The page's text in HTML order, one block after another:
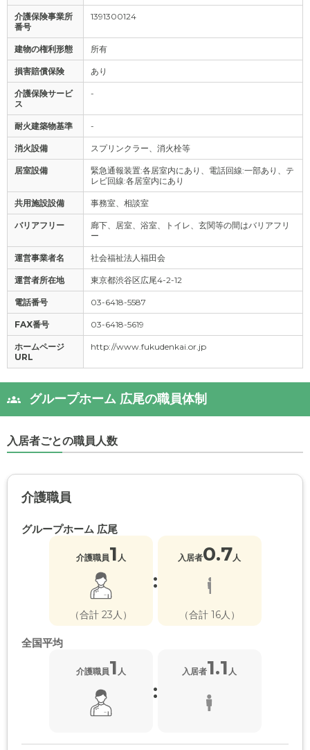
介護保険事業所
番号
1391300124
建物の権利形態 所有
損害賠償保険 あり
介護保険サービ
ス
-
耐火建築物基準 -
消火設備 スプリンクラー、消火栓等
居室設備
緊急通報装置:各居室内にあり、電話回線:一部あり、テ
レビ回線:各居室内にあり
共用施設設備 事務室、相談室
バリアフリー
廊下、居室、浴室、トイレ、玄関等の間はバリアフリ
ー
運営事業者名 社会福祉法人福田会
運営者所在地 東京都渋谷区広尾4-2-12
電話番号 03-6418-5587
FAX番号 03-6418-5619
ホームページ
URL
http://www.fukudenkai.or.jp
グループホーム 広尾の職員体制
入居者ごとの職員人数
介護職員
グループホーム 広尾
介護職員1 人
（合計 23人）
:
入居者0.7人
（合計 16人）
全国平均
介護職員1 人
:
入居者1.1 人